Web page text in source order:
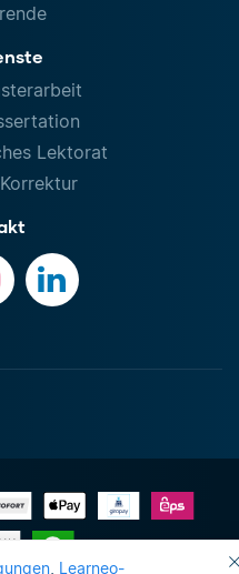
, Learneo-
Lektorat